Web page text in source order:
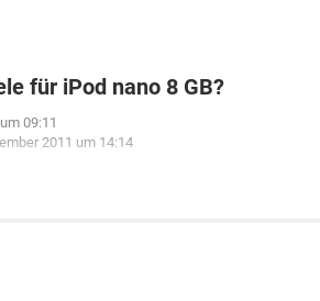
für iPod nano 8 GB?
09:11
2011 um 14:14